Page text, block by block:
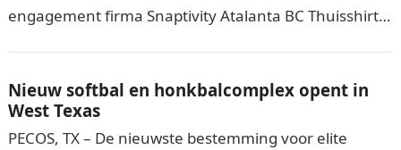
engagement firma Snaptivity Atalanta BC Thuisshirt
Nieuw softbal en honkbalcomplex opent in
West Texas
PECOS, TX – De nieuwste bestemming voor elite